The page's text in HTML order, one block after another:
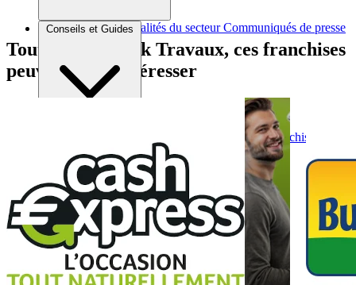
Brèves et actus Actualités du secteur Communiqués de presse
Conseils et Guides
Devenir franchiseur
Tout comme Link Travaux, ces franchises
peuvent vous intéresser